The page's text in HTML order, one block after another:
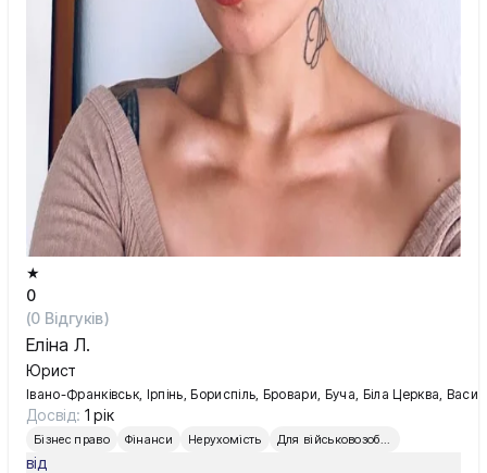
Київ
Львів
★
0
(0 Відгуків)
Еліна Л.
Юрист
Івано-Франківськ, Ірпінь, Бориспіль, Бровари, Буча, Біла Церква,
Досвід: 1 рік
Бізнес право Фінанси Нерухомість
від